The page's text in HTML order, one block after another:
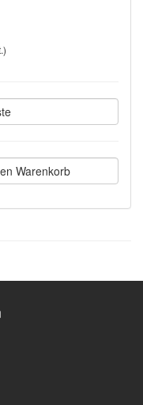
Warenkorb